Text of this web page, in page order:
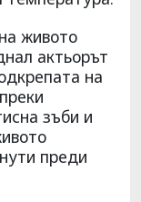
живото
актьорът
на
зъби и
преди